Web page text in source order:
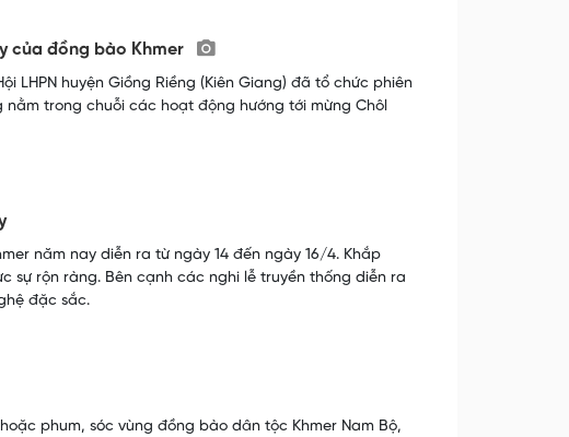
của đồng bào Khmer
LHPN huyện Giồng Riềng (Kiên Giang) đã tổ chức phiên
trong chuỗi các hoạt động hướng tới mừng Chôl
năm nay diễn ra từ ngày 14 đến ngày 16/4. Khắp
sự rộn ràng. Bên cạnh các nghi lễ truyền thống diễn ra
đặc sắc.
phum, sóc vùng đồng bào dân tộc Khmer Nam Bộ,